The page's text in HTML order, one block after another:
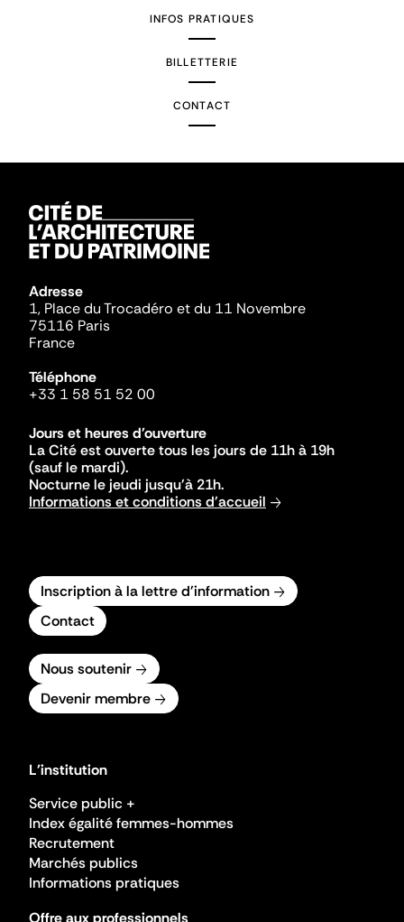
INFOS PRATIQUES
BILLETTERIE
CONTACT
Adresse
1, Place du Trocadéro et du 11 Novembre
75116 Paris
France
Téléphone
+33 1 58 51 52 00
Jours et heures d'ouverture
La Cité est ouverte tous les jours de 11h à 19h
(sauf le mardi).
Nocturne le jeudi jusqu'à 21h.
Informations et conditions d'accueil
Inscription à la lettre d'information
Contact
Nous soutenir
Devenir membre
L'institution
Service public +
Index égalité femmes-hommes
Recrutement
Marchés publics
Informations pratiques
Offre aux professionnels